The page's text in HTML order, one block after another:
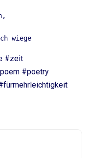
wiege
#zeit
#poetry